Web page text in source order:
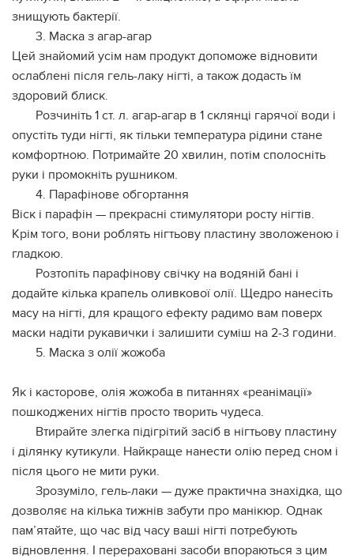
знищують бактерії.
3. Маска з агар-агар
Цей знайомий усім нам продукт допоможе відновити
ослаблені після гель-лаку нігті, а також додасть їм
здоровий блиск.
Розчиніть 1 ст. л. агар-агар в 1 склянці гарячої води і
опустіть туди нігті, як тільки температура рідини стане
комфортною. Потримайте 20 хвилин, потім сполосніть
руки і промокніть рушником.
4. Парафінове обгортання
Віск і парафін — прекрасні стимулятори росту нігтів.
Крім того, вони роблять нігтьову пластину зволоженою і
гладкою.
Розтопіть парафінову свічку на водяній бані і
додайте кілька крапель оливкової олії. Щедро нанесіть
масу на нігті, для кращого ефекту радимо вам поверх
маски надіти рукавички і залишити суміш на 2-3 години.
5. Маска з олії жожоба
Як і касторове, олія жожоба в питаннях «реанімації»
пошкоджених нігтів просто творить чудеса.
Втирайте злегка підігрітий засіб в нігтьову пластину
і ділянку кутикули. Найкраще нанести олію перед сном і
після цього не мити руки.
Зрозуміло, гель-лаки — дуже практична знахідка, що
дозволяє на кілька тижнів забути про манікюр. Однак
пам’ятайте, що час від часу ваші нігті потребують
відновлення. І перераховані засоби впораються з цим